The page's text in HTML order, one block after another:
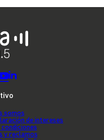
somos
de intereses
y reclamos